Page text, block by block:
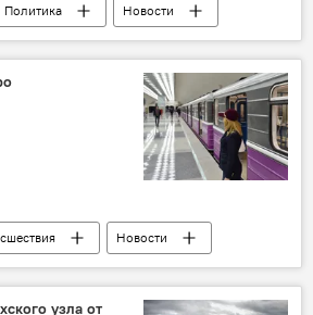
Политика
Новости
Порошенко
Министр экономики и промышленности Азербайджана Шахин Мустафаев
Первый вице-президент Азербайджана Мехрибан Алиева
Новости
Пресс-секретарь ЗАО "Бакинский метрополитен" Насими Пашаев
узла от